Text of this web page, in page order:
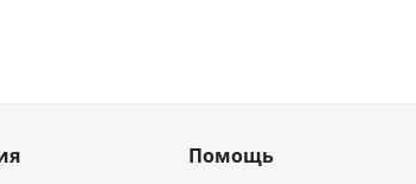
Помощь